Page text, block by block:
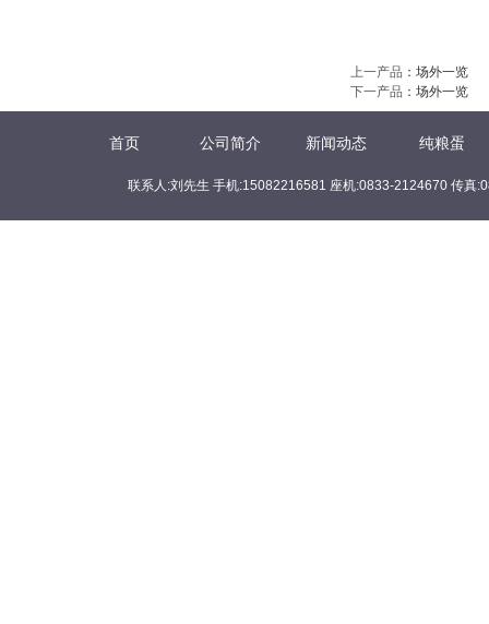
上一产品 ： 场外一览
下一产品 ： 场外一览
首页 公司简介 新闻动态 纯粮蛋
联系人:刘先生 手机:15082216581 座机:0833-2124670 传真